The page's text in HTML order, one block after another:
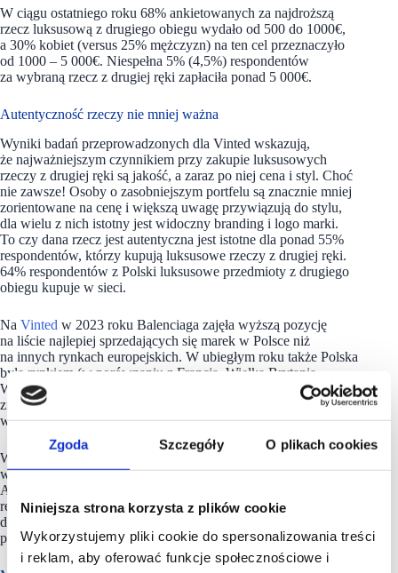
Zgoda Szczegóły O plikach cookies
Niniejsza strona korzysta z plików cookie
Wykorzystujemy pliki cookie do spersonalizowania treści
i reklam, aby oferować funkcje społecznościowe i
W ciągu ostatniego roku 68% ankietowanych za najdroższą
rzecz luksusową z drugiego obiegu wydało od 500 do 1000€,
a 30% kobiet (versus 25% mężczyzn) na ten cel przeznaczyło
od 1000 – 5 000€. Niespełna 5% (4,5%) respondentów
za wybraną rzecz z drugiej ręki zapłaciła ponad 5 000€.
Autentyczność rzeczy nie mniej ważna
Wyniki badań przeprowadzonych dla Vinted wskazują,
że najważniejszym czynnikiem przy zakupie luksusowych
rzeczy z drugiej ręki są jakość, a zaraz po niej cena i styl. Choć
nie zawsze! Osoby o zasobniejszym portfelu są znacznie mniej
zorientowane na cenę i większą uwagę przywiązują do stylu,
dla wielu z nich istotny jest widoczny branding i logo marki.
To czy dana rzecz jest autentyczna jest istotne dla ponad 55%
respondentów, którzy kupują luksusowe rzeczy z drugiej ręki.
64% respondentów z Polski luksusowe przedmioty z drugiego
obiegu kupuje w sieci.
Na Vinted w 2023 roku Balenciaga zajęła wyższą pozycję
na liście najlepiej sprzedających się marek w Polsce niż
na innych rynkach europejskich. W ubiegłym roku także Polska
była rynkiem (w porównaniu z Francją, Wielką Brytanią,
Włochami, Holandią, Niemcami i Belgią), gdzie Jacquemus
znalazł się w pierwszej 10-tce najlepiej sprzedanych marek
w 2023 r.
Wśród 3 najdroższych brandów sprzedanych w 2023 r.
w Polsce na platformie Vinted gościł Rolex, Chanel i Hermès.
A jakie są najbardziej lubiane przedmioty luksusowe z drugiej
ręki? Według analizy Vinted, ten rok jak na razie należy
do torebki Yves Saint Laurent, która podbiła serca członkiń
platformy.